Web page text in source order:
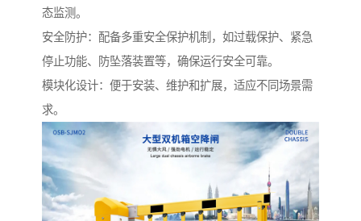
态监测。
安全防护：配备多重安全保护机制，如过载保护、紧急
停止功能、防坠落装置等，确保运行安全可靠。
模块化设计：便于安装、维护和扩展，适应不同场景需
求。